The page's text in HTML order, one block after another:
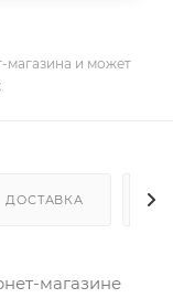
магазина и может
ДОСТАВКА
магазине